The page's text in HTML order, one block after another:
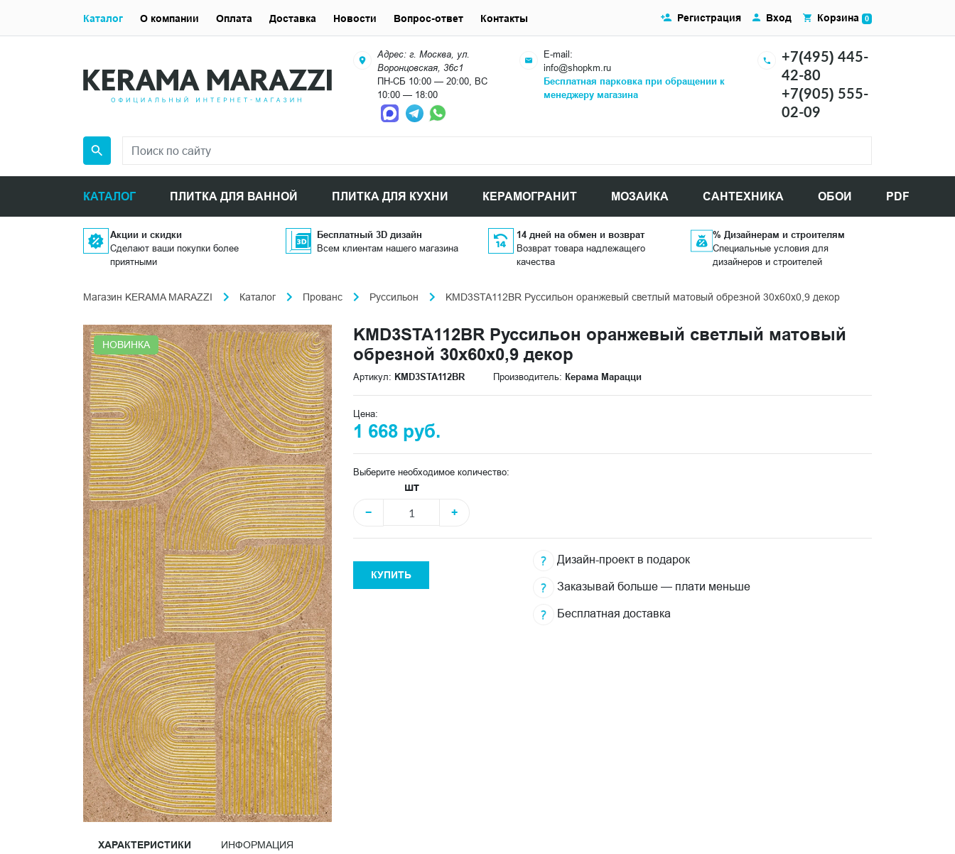
Адрес: г. Москва, ул.
Воронцовская, 36с1
ПН-СБ 10:00 — 20:00, ВС
10:00 — 18:00
E-mail:
info@shopkm.ru
Бесплатная парковка при обращении к
менеджеру магазина
+7(495) 445-
42-80
+7(905) 555-
02-09
КАТАЛОГ ПЛИТКА ДЛЯ ВАННОЙ ПЛИТКА ДЛЯ КУХНИ КЕРАМОГРАНИТ МОЗАИКА САНТЕХНИКА ОБОИ PDF
Регистрация Вход Корзина 0
Каталог О компании Оплата Доставка Новости Вопрос-ответ Контакты
Акции и скидки
Сделают ваши покупки более
приятными
Бесплатный 3D дизайн
Всем клиентам нашего магазина
14 дней на обмен и возврат
Возврат товара надлежащего
качества
% Дизайнерам и строителям
Специальные условия для
дизайнеров и строителей
Магазин KERAMA MARAZZI Каталог Прованс Руссильон KMD3STA112BR Руссильон оранжевый светлый матовый обрезной 30x60x0,9 декор
НОВИНКА
KMD3STA112BR Руссильон оранжевый светлый матовый
обрезной 30x60x0,9 декор
Артикул: KMD3STA112BR Производитель: Керама Марацци
Цена:
1 668 руб.
Выберите необходимое количество:
шт
−
+
КУПИТЬ
Дизайн-проект в подарок
Заказывай больше — плати меньше
Бесплатная доставка
ХАРАКТЕРИСТИКИ ИНФОРМАЦИЯ